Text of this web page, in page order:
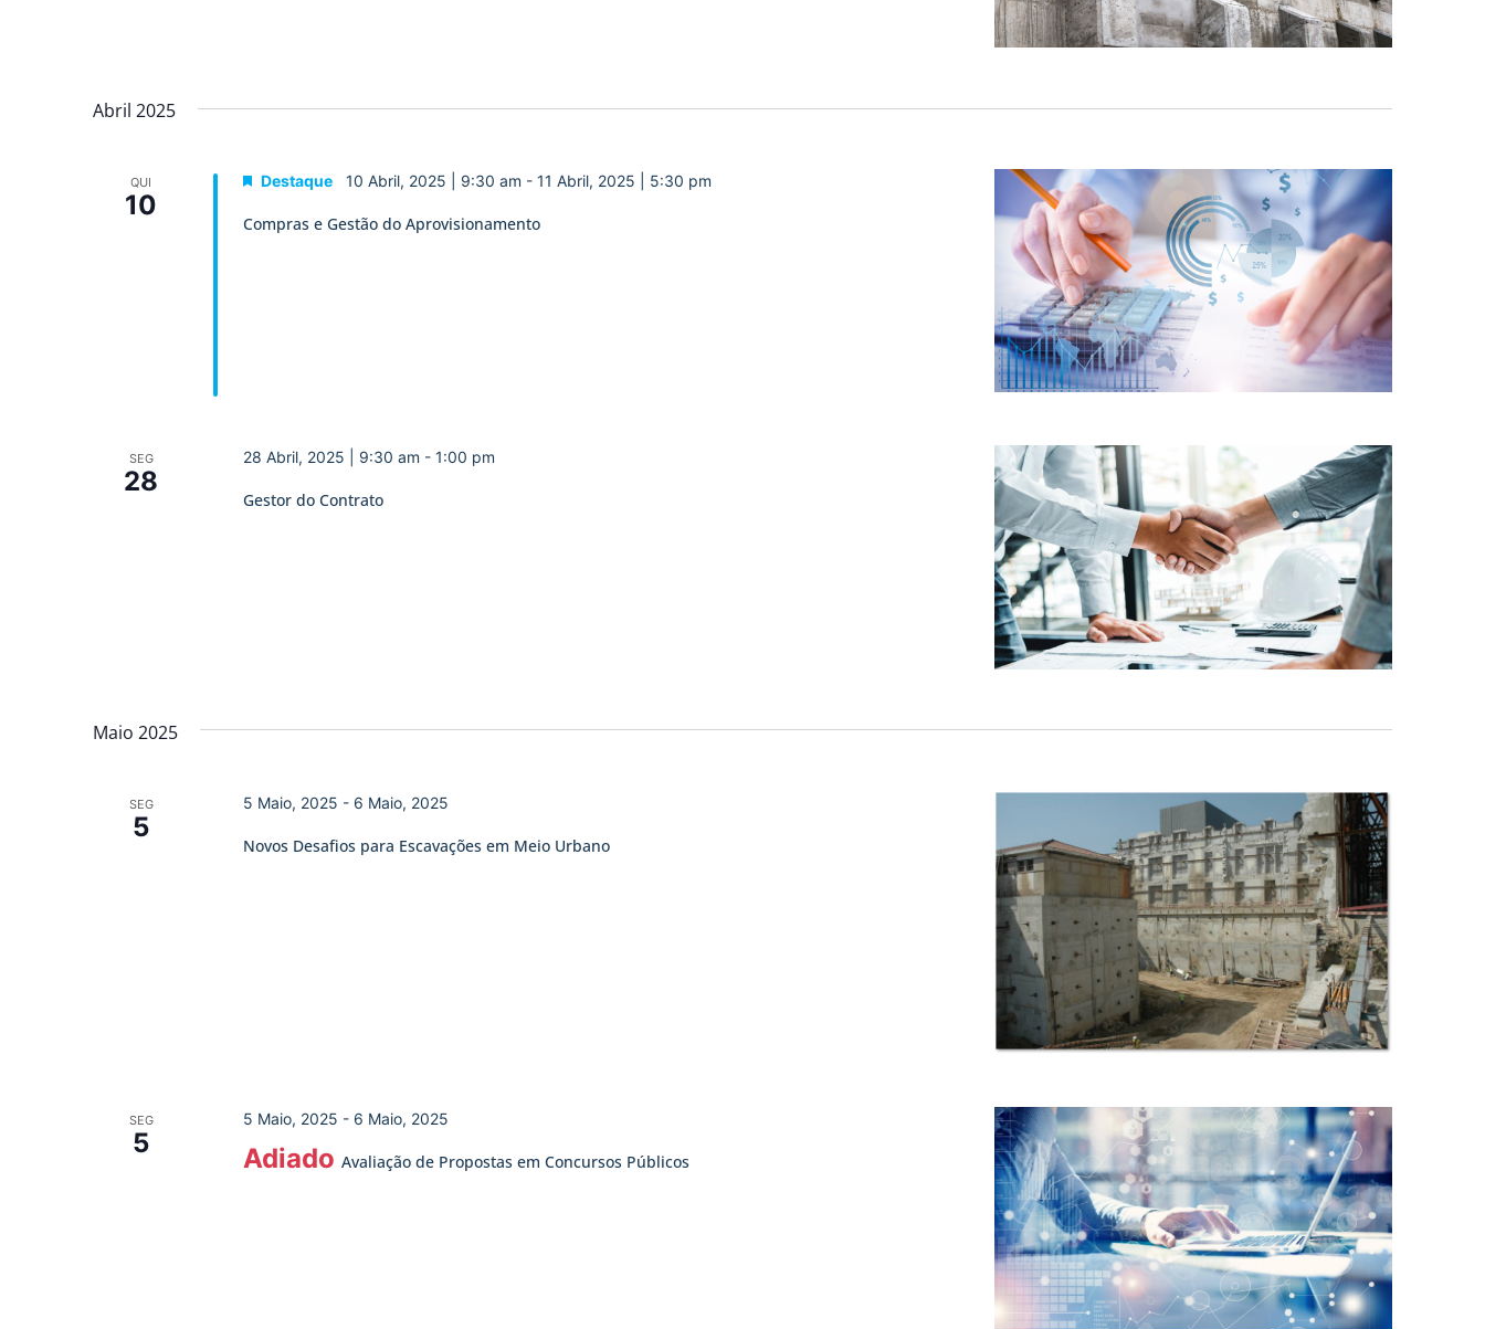
Abril 2025
QUI
10
Compras e Gestão do Aprovisionamento
Destaque 10 Abril, 2025 | 9:30 am - 11 Abril, 2025 | 5:30 pm
SEG
28
Gestor do Contrato
28 Abril, 2025 | 9:30 am - 1:00 pm
Maio 2025
SEG
5
Novos Desafios para Escavações em Meio Urbano
5 Maio, 2025 - 6 Maio, 2025
SEG
5 Adiado Avaliação de Propostas em Concursos Públicos
5 Maio, 2025 - 6 Maio, 2025